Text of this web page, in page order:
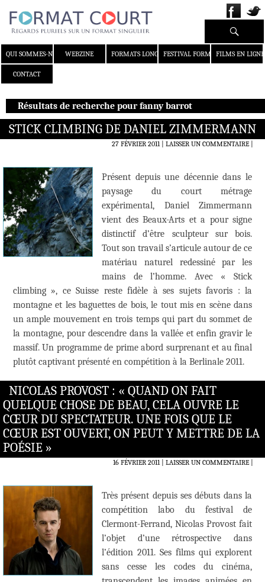
QUI SOMMES-NOUS ?WEBZINE FORMATS LONGS FESTIVAL FORMAT COURT
FILMS EN LIGNE
CONTACT
Recherche
Résultats de recherche pour fanny barrot
STICK CLIMBING DE DANIEL ZIMMERMANN
27 FÉVRIER 2011 LAISSER UN COMMENTAIRE|
Présent depuis une décennie dans le
paysage du court métrage
expérimental, Daniel Zimmermann
vient des Beaux-Arts et a pour signe
distinctif d’être sculpteur sur bois.
Tout son travail s’articule autour de ce
matériau naturel redessiné par les
mains de l’homme. Avec « Stick
climbing », ce Suisse reste fidèle à ses sujets favoris : la
montagne et les baguettes de bois, le tout mis en scène dans
un ample mouvement en trois temps qui part du sommet de
la montagne, pour descendre dans la vallée et enfin gravir le
massif. Un programme de prime abord surprenant et au final
plutôt captivant présenté en compétition à la Berlinale 2011.
NICOLAS PROVOST : « QUAND ON FAIT
QUELQUE CHOSE DE BEAU, CELA OUVRE LE
CŒUR DU SPECTATEUR. UNE FOIS QUE LE
CŒUR EST OUVERT, ON PEUT Y METTRE DE LA
POÉSIE »
16 FÉVRIER 2011 LAISSER UN COMMENTAIRE|
Très présent depuis ses débuts dans la
compétition labo du festival de
Clermont-Ferrand, Nicolas Provost fait
l’objet d’une rétrospective dans
l’édition 2011. Ses films qui explorent
sans cesse les codes du cinéma,